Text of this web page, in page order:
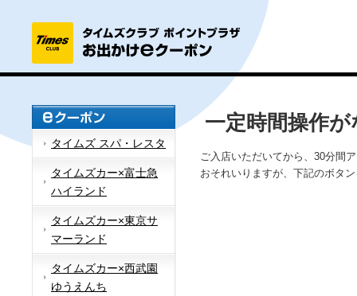
タイムズ スパ・レスタ
タイムズカー×富士急
ハイランド
タイムズカー×東京サ
マーランド
タイムズカー×西武園
ゆうえんち
一定時間操作
ご入店いただいてから、30分間
おそれいりますが、下記のボタ